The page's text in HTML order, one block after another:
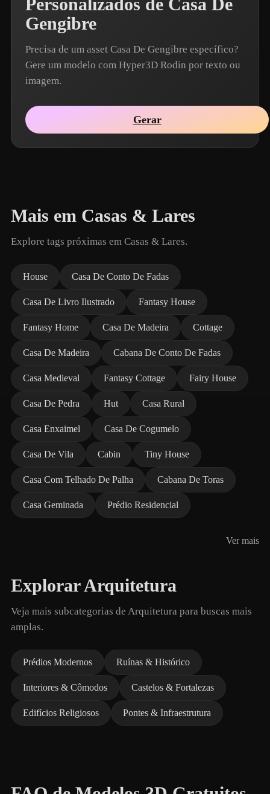
Personalizados de Casa De
Gengibre
Precisa de um asset Casa De Gengibre específico?
Gere um modelo com Hyper3D Rodin por texto ou
imagem.
Gerar
Mais em Casas & Lares
Explore tags próximas em Casas & Lares.
House Casa De Conto De Fadas
Casa De Livro Ilustrado Fantasy House
Fantasy Home Casa De Madeira Cottage
Casa De Madeira Cabana De Conto De Fadas
Casa Medieval Fantasy Cottage Fairy House
Casa De Pedra Hut Casa Rural
Casa Enxaimel Casa De Cogumelo
Casa De Vila Cabin Tiny House
Casa Com Telhado De Palha Cabana De Toras
Casa Geminada Prédio Residencial
Ver mais
Explorar Arquitetura
Veja mais subcategorias de Arquitetura para buscas mais
amplas.
Prédios Modernos Ruínas & Histórico
Interiores & Cômodos Castelos & Fortalezas
Edifícios Religiosos Pontes & Infraestrutura